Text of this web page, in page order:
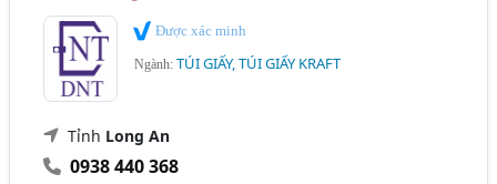
Được xác minh
Ngành:TÚI GIẤY, TÚI GIẤY KRAFT
Tỉnh Long An
0938 440 368